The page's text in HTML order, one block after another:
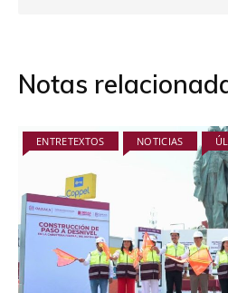
Notas
ENTRETEXTOS NOTICIAS